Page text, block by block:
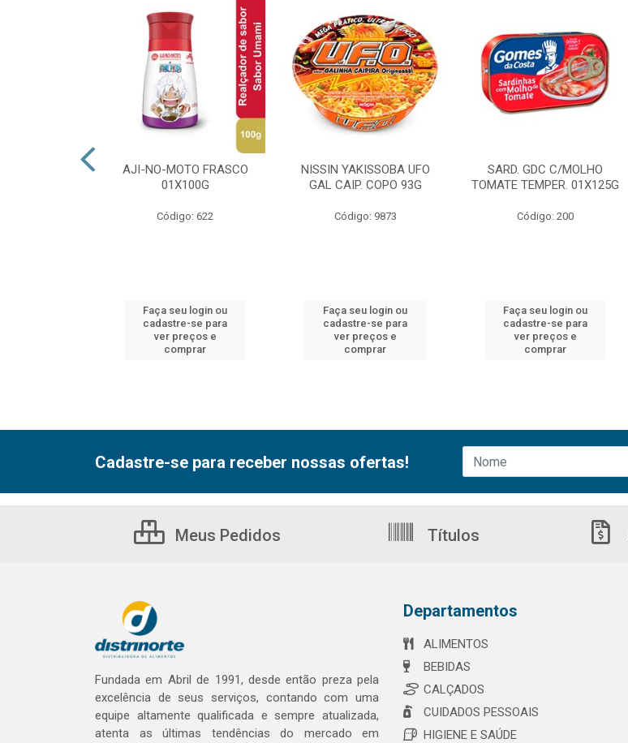
AJI-NO-MOTO FRASCO
01X100G
Código: 622
Faça seu login ou
cadastre-se para
ver preços e
comprar
NISSIN YAKISSOBA UFO
GAL CAIP. COPO 93G
Código: 9873
Faça seu login ou
cadastre-se para
ver preços e
comprar
SARD. GDC C/MOLHO
TOMATE TEMPER. 01X125G
Código: 200
Faça seu login ou
cadastre-se para
ver preços e
comprar
Cadastre-se para receber nossas ofertas!
Meus Pedidos Títulos
Fundada em Abril de 1991, desde então preza pela
excelência de seus serviços, contando com uma
equipe altamente qualificada e sempre atualizada,
atenta as últimas tendências do mercado em
Departamentos
ALIMENTOS
BEBIDAS
CALÇADOS
CUIDADOS PESSOAIS
HIGIENE E SAÚDE